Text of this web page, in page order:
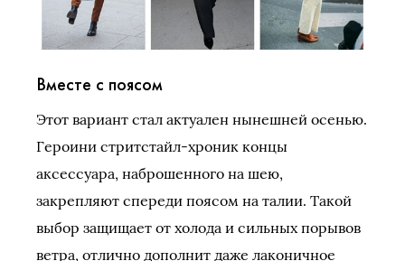
Вместе с поясом
Этот вариант стал актуален нынешней осенью.
Героини стритстайл-хроник концы
аксессуара, наброшенного на шею,
закрепляют спереди поясом на талии. Такой
выбор защищает от холода и сильных порывов
ветра, отлично дополнит даже лаконичное